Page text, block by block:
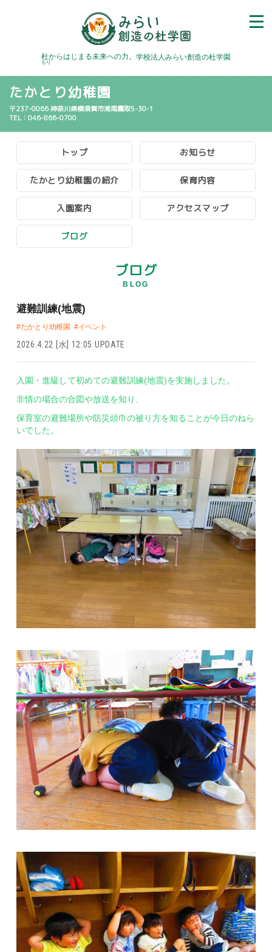
杜
もり
からはじまる未来への力。 学校法人みらい創造の杜学園
たかとり幼稚園
〒237-0066 神奈川県横須賀市湘南鷹取5-30-1
TEL：046-866-0700
トップ お知らせ
たかとり幼稚園の紹介 保育内容
入園案内 アクセスマップ
ブログ
ブログ
BLOG
避難訓練(地震)
#たかとり幼稚園 #イベント
2026.4.22 [水] 12:05 UPDATE
入園・進級して初めての避難訓練(地震)を実施しました。
非情の場合の合図や放送を知り、
保育室の避難場所や防災頭巾の被り方を知ることが今日のねら
いでした。